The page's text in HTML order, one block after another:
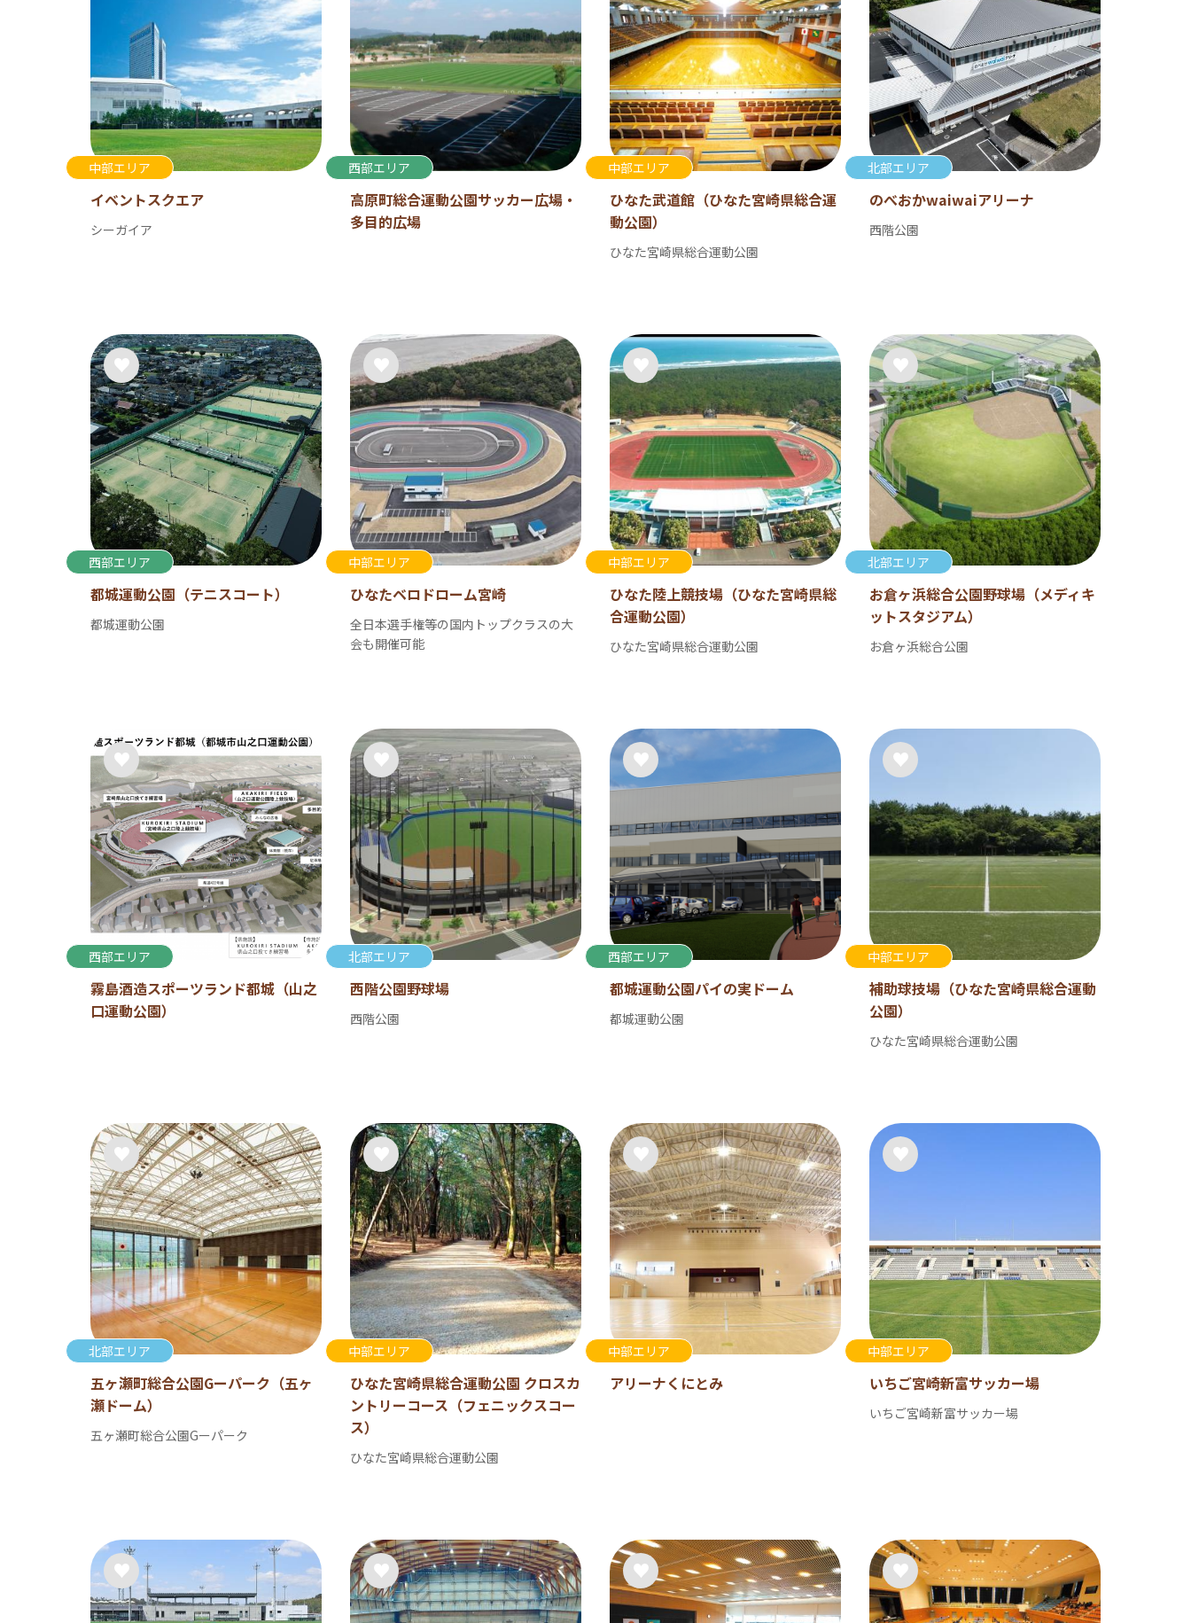
中部エリア
イベントスクエア
シーガイア
西部エリア
高原町総合運動公園サッカー広場・
多目的広場
中部エリア
ひなた武道館（ひなた宮崎県総合運
動公園）
ひなた宮崎県総合運動公園
北部エリア
のべおかwaiwaiアリーナ
西階公園
西部エリア
都城運動公園（テニスコート）
都城運動公園
中部エリア
ひなたベロドローム宮崎
全日本選手権等の国内トップクラスの大
会も開催可能
中部エリア
ひなた陸上競技場（ひなた宮崎県総
合運動公園）
ひなた宮崎県総合運動公園
北部エリア
お倉ヶ浜総合公園野球場（メディキ
ットスタジアム）
お倉ヶ浜総合公園
西部エリア
霧島酒造スポーツランド都城（山之
口運動公園）
北部エリア
西階公園野球場
西階公園
西部エリア
都城運動公園パイの実ドーム
都城運動公園
中部エリア
補助球技場（ひなた宮崎県総合運動
公園）
ひなた宮崎県総合運動公園
北部エリア
五ヶ瀬町総合公園Gーパーク（五ヶ
瀬ドーム）
五ヶ瀬町総合公園Gーパーク
中部エリア
ひなた宮崎県総合運動公園 クロスカ
ントリーコース（フェニックスコー
ス）
ひなた宮崎県総合運動公園
中部エリア
アリーナくにとみ
中部エリア
いちご宮崎新富サッカー場
いちご宮崎新富サッカー場